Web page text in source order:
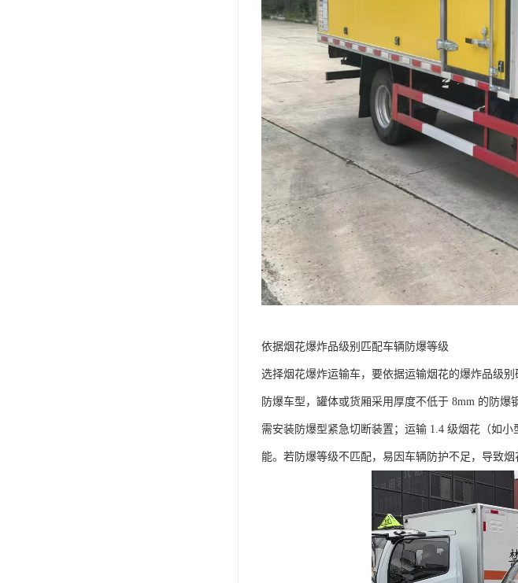
依据烟花爆炸品级别匹配车辆防爆等级​
选择烟花爆炸运输车，要依据运输烟花的爆炸品级
防爆车型，罐体或货厢采用厚度不低于 8mm 的防
需安装防爆型紧急切断装置；运输 1.4 级烟花（如
能。若防爆等级不匹配，易因车辆防护不足，导致